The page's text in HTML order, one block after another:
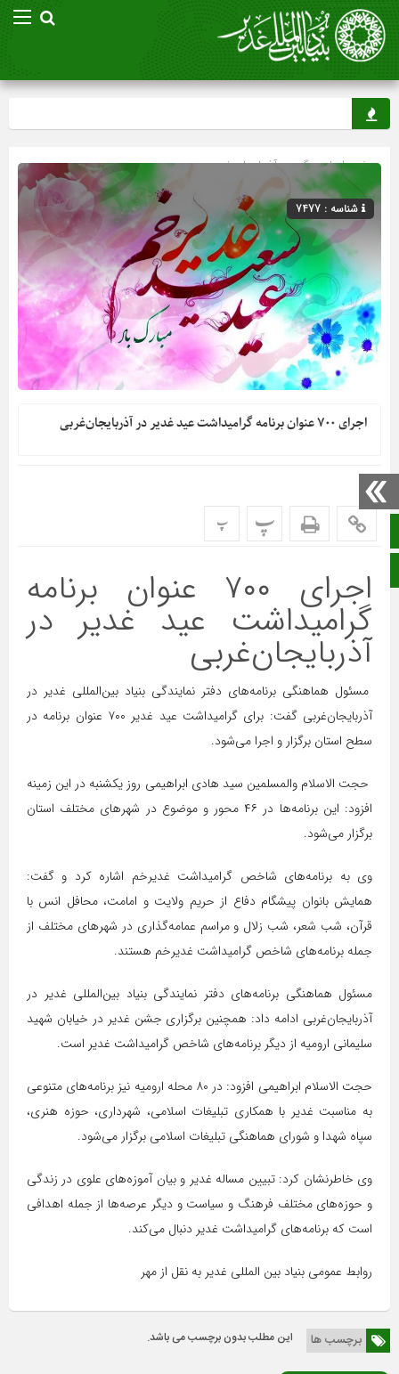
صفحه نخست
صفحه اصلی» گروه »آذربایجان غربی
شناسه : 7477
اجرای ۷۰۰ عنوان برنامه گرامیداشت عید غدیر در آذربایجان‌غربی
پ پ
اجرای ۷۰۰ عنوان برنامه
گرامیداشت عید غدیر در
آذربایجان‌غربی
مسئول هماهنگی برنامه‌های دفتر نمایندگی بنیاد بین‌المللی غدیر در
آذربایجان‌غربی گفت: برای گرامیداشت عید غدیر ۷۰۰ عنوان برنامه در
سطح استان برگزار و اجرا می‌شود.
حجت الاسلام والمسلمین سید هادی ابراهیمی روز یکشنبه در این زمینه
افزود: این برنامه‌ها در ۴۶ محور و موضوع در شهرهای مختلف استان
برگزار می‌شود.
وی به برنامه‌های شاخص گرامیداشت غدیرخم اشاره کرد و گفت:
همایش بانوان پیشگام دفاع از حریم ولایت و امامت، محافل انس با
قرآن، شب شعر، شب زلال و مراسم عمامه‌گذاری در شهرهای مختلف از
جمله برنامه‌های شاخص گرامیداشت غدیرخم هستند.
مسئول هماهنگی برنامه‌های دفتر نمایندگی بنیاد بین‌المللی غدیر در
آذربایجان‌غربی ادامه داد: همچنین برگزاری جشن غدیر در خیابان شهید
سلیمانی ارومیه از دیگر برنامه‌های شاخص گرامیداشت غدیر است.
حجت الاسلام ابراهیمی افزود: در ۸۰ محله ارومیه نیز برنامه‌های متنوعی
به مناسبت غدیر با همکاری تبلیغات اسلامی، شهرداری، حوزه هنری،
سپاه شهدا و شورای هماهنگی تبلیغات اسلامی برگزار می‌شود.
وی خاطرنشان کرد: تبیین مساله غدیر و بیان آموزه‌های علوی در زندگی
و حوزه‌های مختلف فرهنگ و سیاست و دیگر عرصه‌ها از جمله اهدافی
است که برنامه‌های گرامیداشت غدیر دنبال می‌کند.
روابط عمومی بنیاد بین المللی غدیر به نقل از مهر
برچسب ها این مطلب بدون برچسب می باشد.